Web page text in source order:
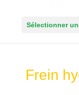
Sélectionner
Frein